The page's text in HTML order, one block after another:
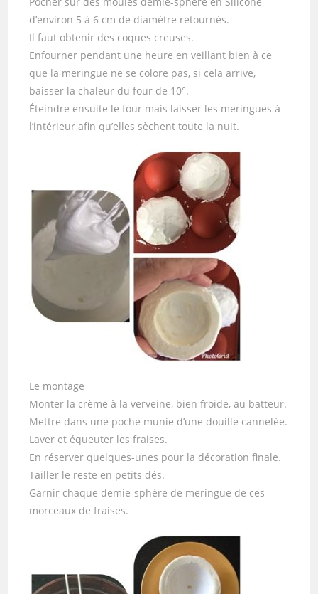
d’environ 5 à 6 cm de diamètre retournés.
Il faut obtenir des coques creuses.
Enfourner pendant une heure en veillant bien à ce
que la meringue ne se colore pas, si cela arrive,
baisser la chaleur du four de 10°.
Éteindre ensuite le four mais laisser les meringues à
l’intérieur afin qu’elles sèchent toute la nuit.
Le montage
Monter la crème à la verveine, bien froide, au batteur.
Mettre dans une poche munie d’une douille cannelée.
Laver et équeuter les fraises.
En réserver quelques-unes pour la décoration finale.
Tailler le reste en petits dés.
Garnir chaque demie-sphère de meringue de ces
morceaux de fraises.